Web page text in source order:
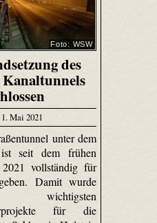
Foto: WSW
des
Mai 2021
unter dem
ist seit dem frühen
vollständig für
Damit wurde
für die